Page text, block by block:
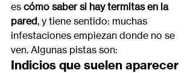
es cómo saber si hay termitas en la
pared, y tiene sentido: muchas
infestaciones empiezan donde no se
ven. Algunas pistas son:
Indicios que suelen aparecer